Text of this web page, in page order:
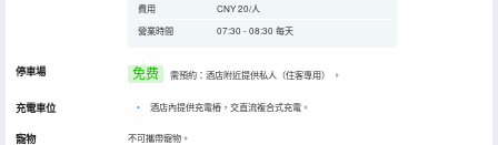
費用
CNY 20/人
營業時間
07:30 - 08:30 每天
停車場 免费 需預約：酒店附近提供私人（住客專用） 。
充電車位 • 酒店內提供充電樁，交直流複合式充電。
寵物 不可攜帶寵物。